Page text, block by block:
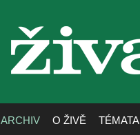
živa
ARCHIV O ŽIVĚ TÉMATA